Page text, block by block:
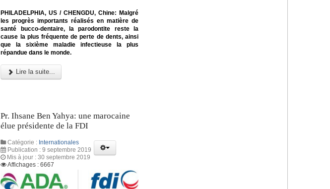
PHILADELPHIA, US / CHENGDU, Chine: Malgré
les progrès importants réalisés en matière de
santé bucco-dentaire, la parodontite reste la
cause la plus fréquente de perte de dents, ainsi
que la sixième maladie infectieuse la plus
répandue dans le monde.
Lire la suite...
Pr. Ihsane Ben Yahya: une marocaine
élue présidente de la FDI
Catégorie : Internationales
Publication : 9 septembre 2019
Mis à jour : 30 septembre 2019
Affichages : 6667